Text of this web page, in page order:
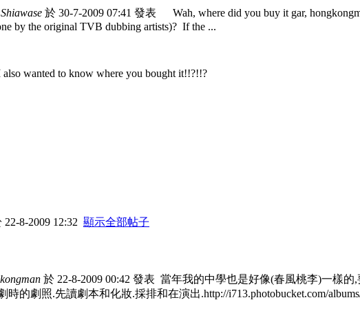
Shiawase 於 30-7-2009 07:41 發表
Wah, where did you buy it gar,
by the original TVB dubbing artists)? If the ...
wanted to know where you bought it!!?!!?
8-2009 12:32 顯示全部帖子
於 22-8-2009 00:42 發表 當年我的中學也是好像(春風桃李)一樣
時的劇照.先讀劇本和化妝.採排和在演出.http://i713.photobucket.com/